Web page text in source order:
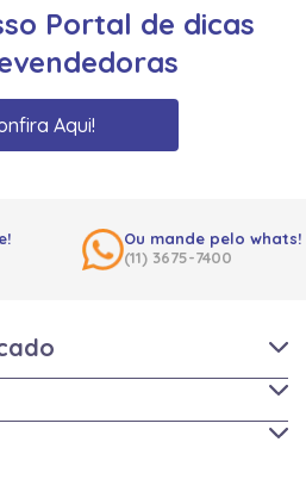
Portal de dicas
Aqui!
Ou mande pelo whats!
(11) 3675-7400